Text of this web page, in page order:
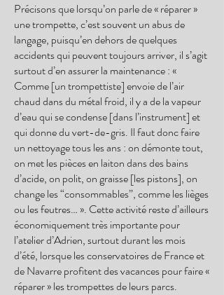
Précisons que lorsqu’on parle de « réparer »
une trompette, c’est souvent un abus de
langage, puisqu’en dehors de quelques
accidents qui peuvent toujours arriver, il s’agit
surtout d’en assurer la maintenance : «
Comme [un trompettiste] envoie de l’air
chaud dans du métal froid, il y a de la vapeur
d’eau qui se condense [dans l’instrument] et
qui donne du vert-de-gris. Il faut donc faire
un nettoyage tous les ans : on démonte tout,
on met les pièces en laiton dans des bains
d’acide, on polit, on graisse [les pistons], on
change les “consommables”, comme les lièges
ou les feutres… ». Cette activité reste d’ailleurs
économiquement très importante pour
l’atelier d’Adrien, surtout durant les mois
d’été, lorsque les conservatoires de France et
de Navarre profitent des vacances pour faire «
réparer » les trompettes de leurs parcs.